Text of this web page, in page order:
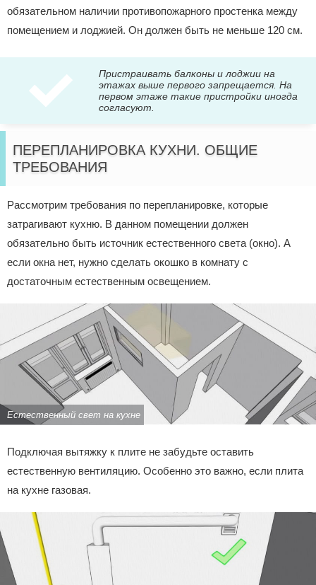
обязательном наличии противопожарного простенка между
помещением и лоджией. Он должен быть не меньше 120 см.
Пристраивать балконы и лоджии на
этажах выше первого запрещается. На
первом этаже такие пристройки иногда
согласуют.
ПЕРЕПЛАНИРОВКА КУХНИ. ОБЩИЕ
ТРЕБОВАНИЯ
Рассмотрим требования по перепланировке, которые
затрагивают кухню. В данном помещении должен
обязательно быть источник естественного света (окно). А
если окна нет, нужно сделать окошко в комнату с
достаточным естественным освещением.
Естественный свет на кухне
Подключая вытяжку к плите не забудьте оставить
естественную вентиляцию. Особенно это важно, если плита
на кухне газовая.